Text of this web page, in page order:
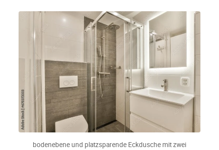
bodenebene und platzsparende Eckdusche mit zwei